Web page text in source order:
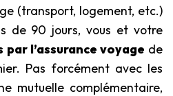
(transport, logement, etc.)
de 90 jours, vous et votre
par l’assurance voyage de
Pas forcément avec les
mutuelle complémentaire,